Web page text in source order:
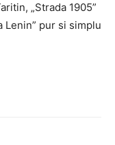
„Strada 1905”
Lenin” pur si simplu